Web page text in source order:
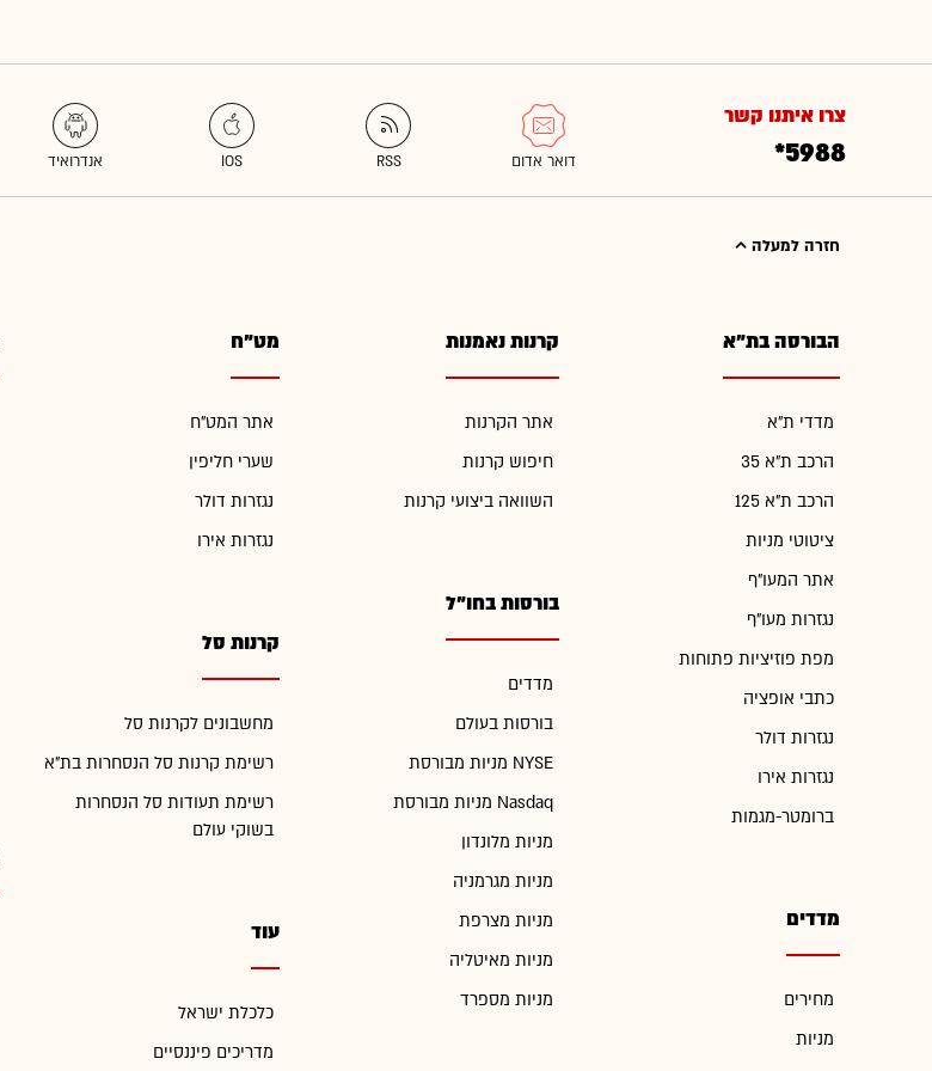
צרו איתנו קשר
*5988
חזרה למעלה
הבורסה בת"א
מדדי ת"א
הרכב ת"א 35
הרכב ת"א 125
ציטוטי מניות
אתר המעו"ף
נגזרות מעו"ף
מפת פוזיציות פתוחות
כתבי אופציה
נגזרות דולר
נגזרות אירו
ברומטר-מגמות
מדדים
מחירים
מניות
קרנות נאמנות
אתר הקרנות
חיפוש קרנות
השוואה ביצועי קרנות
בורסות בחו"ל
מדדים
בורסות בעולם
מניות מבורסת NYSE
מניות מבורסת Nasdaq
מניות מלונדון
מניות מגרמניה
מניות מצרפת
מניות מאיטליה
מניות מספרד
מט"ח
אתר המט"ח
שערי חליפין
נגזרות דולר
נגזרות אירו
קרנות סל
מחשבונים לקרנות סל
רשימת קרנות סל הנסחרות בת"א
רשימת תעודות סל הנסחרות
בשוקי עולם
עוד
כלכלת ישראל
מדריכים פיננסיים